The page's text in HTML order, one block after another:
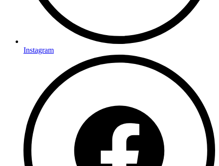
Instagram